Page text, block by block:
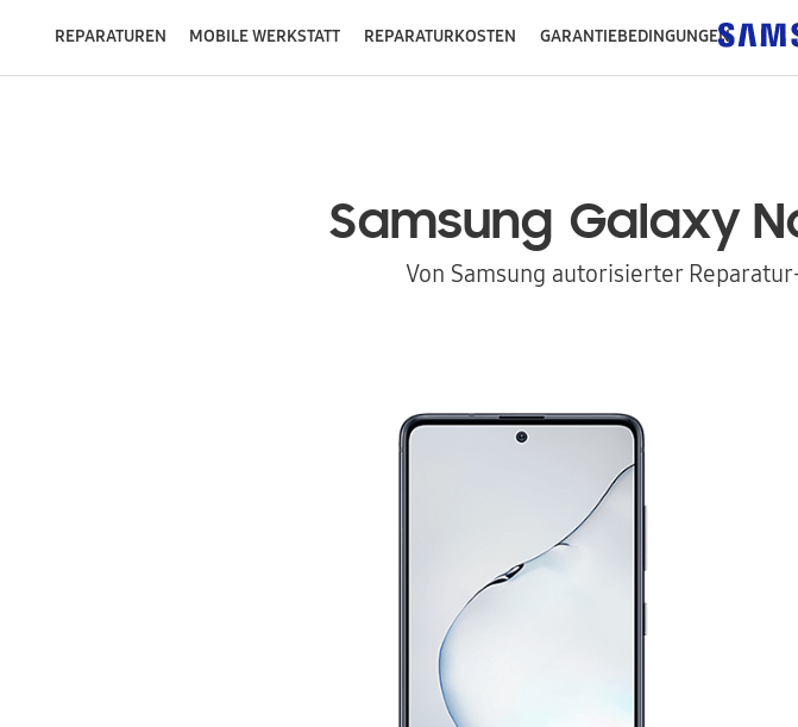
REPARATUREN MOBILE WERKSTATT REPARATURKOSTEN GARANTIEBEDINGUNGEN
Samsung Galaxy
Von Samsung autorisierter